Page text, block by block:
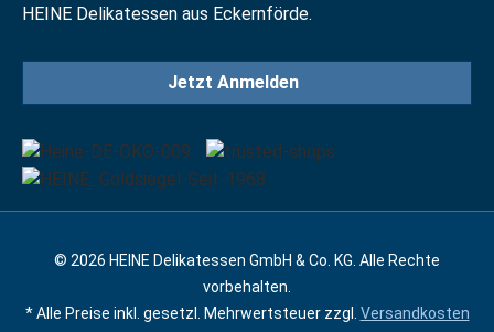
HEINE Delikatessen aus Eckernförde.
Jetzt Anmelden
© 2026 HEINE Delikatessen GmbH & Co. KG. Alle Rechte
vorbehalten.
* Alle Preise inkl. gesetzl. Mehrwertsteuer zzgl. Versandkosten